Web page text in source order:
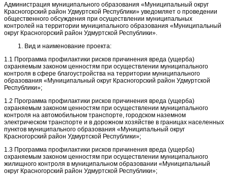
Администрация муниципального образования «Муниципальный округ
Красногорский район Удмуртской Республики» уведомляет о проведении
общественного обсуждения при осуществлении муниципальных
контролей на территории муниципального образования «Муниципальный
округ Красногорский район Удмуртской Республики».
Вид и наименование проекта:
1.1 Программа профилактики рисков причинения вреда (ущерба)
охраняемым законом ценностям при осуществлении муниципального
контроля в сфере благоустройства на территории муниципального
образования «Муниципальный округ Красногорский район Удмуртской
Республики»;
1.2 Программа профилактики рисков причинения вреда (ущерба)
охраняемым законом ценностям при осуществлении муниципального
контроля на автомобильном транспорте, городском наземном
электрическом транспорте и в дорожном хозяйстве в границах населенных
пунктов муниципального образования «Муниципальный округ
Красногорский район Удмуртской Республики»;
1.3 Программа профилактики рисков причинения вреда (ущерба)
охраняемым законом ценностям при осуществлении муниципального
жилищного контроля в муниципальном образовании «Муниципальный
округ Красногорский район Удмуртской Республики»;